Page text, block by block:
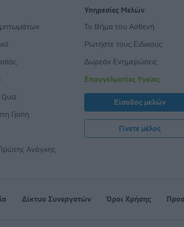
Quiz
Γρίπη
Ανάγκης
Υπηρεσίες Μελών
Το Βήμα του Ασθενή
Ρωτήστε τους Ειδικούς
Δωρεάν Ενημερώσεις
Επαγγελματίες Υγείας
Είσοδος μελών
Γίνετε μέλος
Δίκτυο Συνεργατών Όροι Χρήσης